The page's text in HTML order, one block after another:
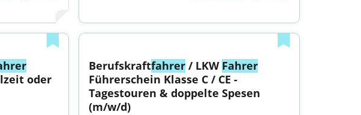
oder
Berufskraftfahrer / LKW Fahrer
Führerschein Klasse C / CE -
Tagestouren & doppelte Spesen
(m/w/d)